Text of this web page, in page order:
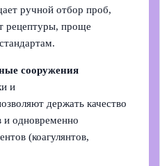
ручной отбор проб,
рецептуры, проще
сооружения
и
держать качество
и одновременно
(коагулянтов,